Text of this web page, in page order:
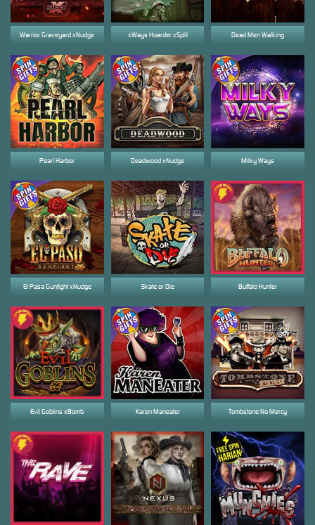
Dead Men Walking
Skate or Die
Tombstone No Mercy
El Pasa Gunfight xNudge
Warrior Graveyard xNudge
Evil Goblins xBomb
Deadwood xNudge
Buffalo Hunter
Milky Ways
Pearl Harbor
xWays Hoarder xSplit
Karen Maneater